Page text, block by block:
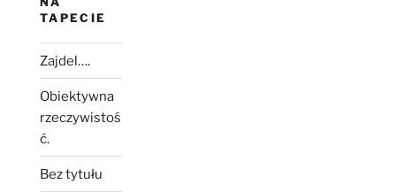
TAPECIE
Zajdel….
Obiektywna
rzeczywistoś
ć.
Bez tytułu